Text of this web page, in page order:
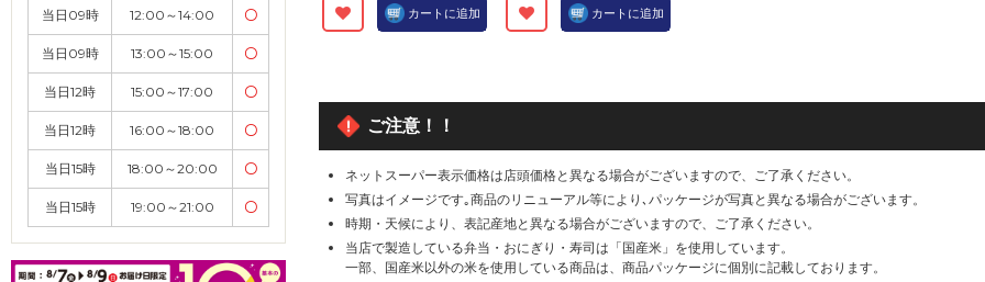
当日09時 12:00～14:00 〇
当日09時 13:00～15:00 〇
当日12時 15:00～17:00 〇
当日12時 16:00～18:00 〇
当日15時 18:00～20:00 〇
当日15時 19:00～21:00 〇
カートに追加 カートに追加
ご注意！！
ネットスーパー表示価格は店頭価格と異なる場合がございますので、ご了承ください。
写真はイメージです｡商品のリニューアル等により､パッケージが写真と異なる場合がございます。
時期・天候により、表記産地と異なる場合がございますので、ご了承ください。
当店で製造している弁当・おにぎり・寿司は「国産米」を使用しています。
一部、国産米以外の米を使用している商品は、商品パッケージに個別に記載しております。